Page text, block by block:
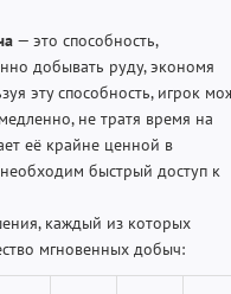
— это способность,
добывать руду, экономя
эту способность, игрок
не тратя время на
её крайне ценной в
быстрый доступ к
каждый из которых
мгновенных добыч: